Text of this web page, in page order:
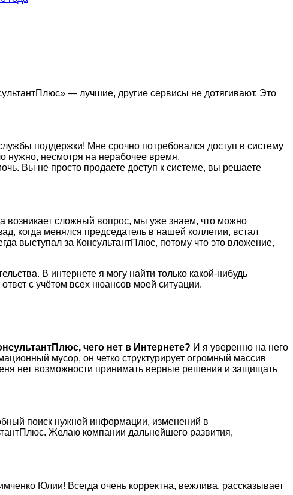
— лучшие, другие сервисы не дотягивают. Это
поддержки! Мне срочно потребовался доступ в систему
нужно, несмотря на нерабочее время.
Вы не просто продаете доступ к системе, вы решаете
возникает сложный вопрос, мы уже знаем, что можно
когда менялся председатель в нашей коллегии, встал
выступал за КонсультантПлюс, потому что это вложение,
В интернете я могу найти только какой-нибудь
с учётом всех нюансов моей ситуации.
чего нет в Интернете? И я уверенно на него
мусор, он четко структурирует огромный массив
нет возможности принимать верные решения и защищать
поиск нужной информации, изменений в
Желаю компании дальнейшего развития,
Юлии! Всегда очень корректна, вежлива, рассказывает